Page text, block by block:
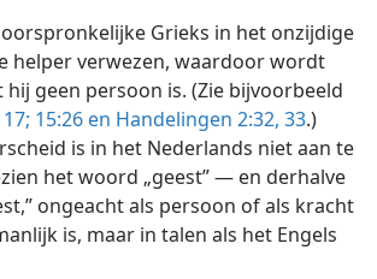
Grieks in het onzijdige
helper verwezen, waardoor wordt
geen persoon is. (Zie bijvoorbeeld
15:26 en Handelingen 2:32, 33.)
is in het Nederlands niet aan te
het woord „geest” — en derhalve
ongeacht als persoon of als kracht
is, maar in talen als het Engels